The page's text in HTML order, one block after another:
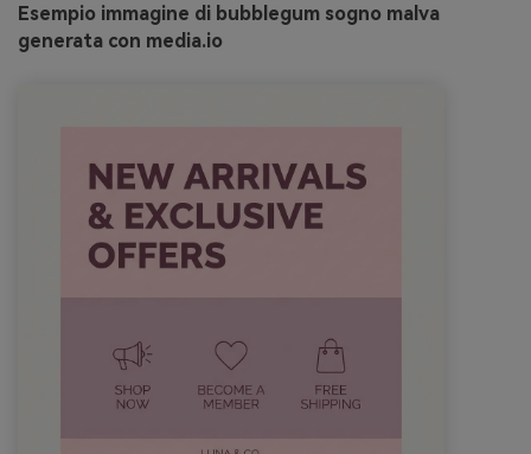
Esempio immagine di bubblegum sogno malva
generata con media.io